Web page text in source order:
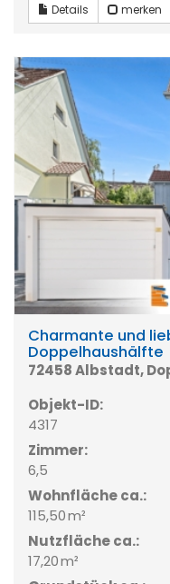
Details merken
Charmante und
Doppelhaushälfte
72458 Albstadt,
Objekt-ID:
4317
Zimmer:
6,5
Wohnfläche ca.:
115,50 m²
Nutzfläche ca.:
17,20 m²